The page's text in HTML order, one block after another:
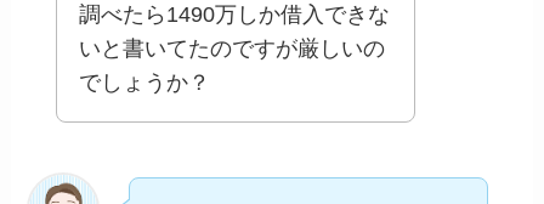
調べたら1490万しか借入できな
いと書いてたのですが厳しいの
でしょうか？